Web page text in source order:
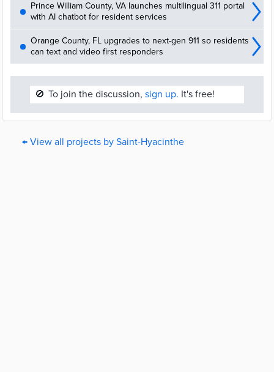
Prince William County, VA launches multilingual 311 portal
with AI chatbot for resident services
Orange County, FL upgrades to next-gen 911 so residents
can text and video first responders
🚫 To join the discussion, sign up. It's free!
← View all projects by Saint-Hyacinthe